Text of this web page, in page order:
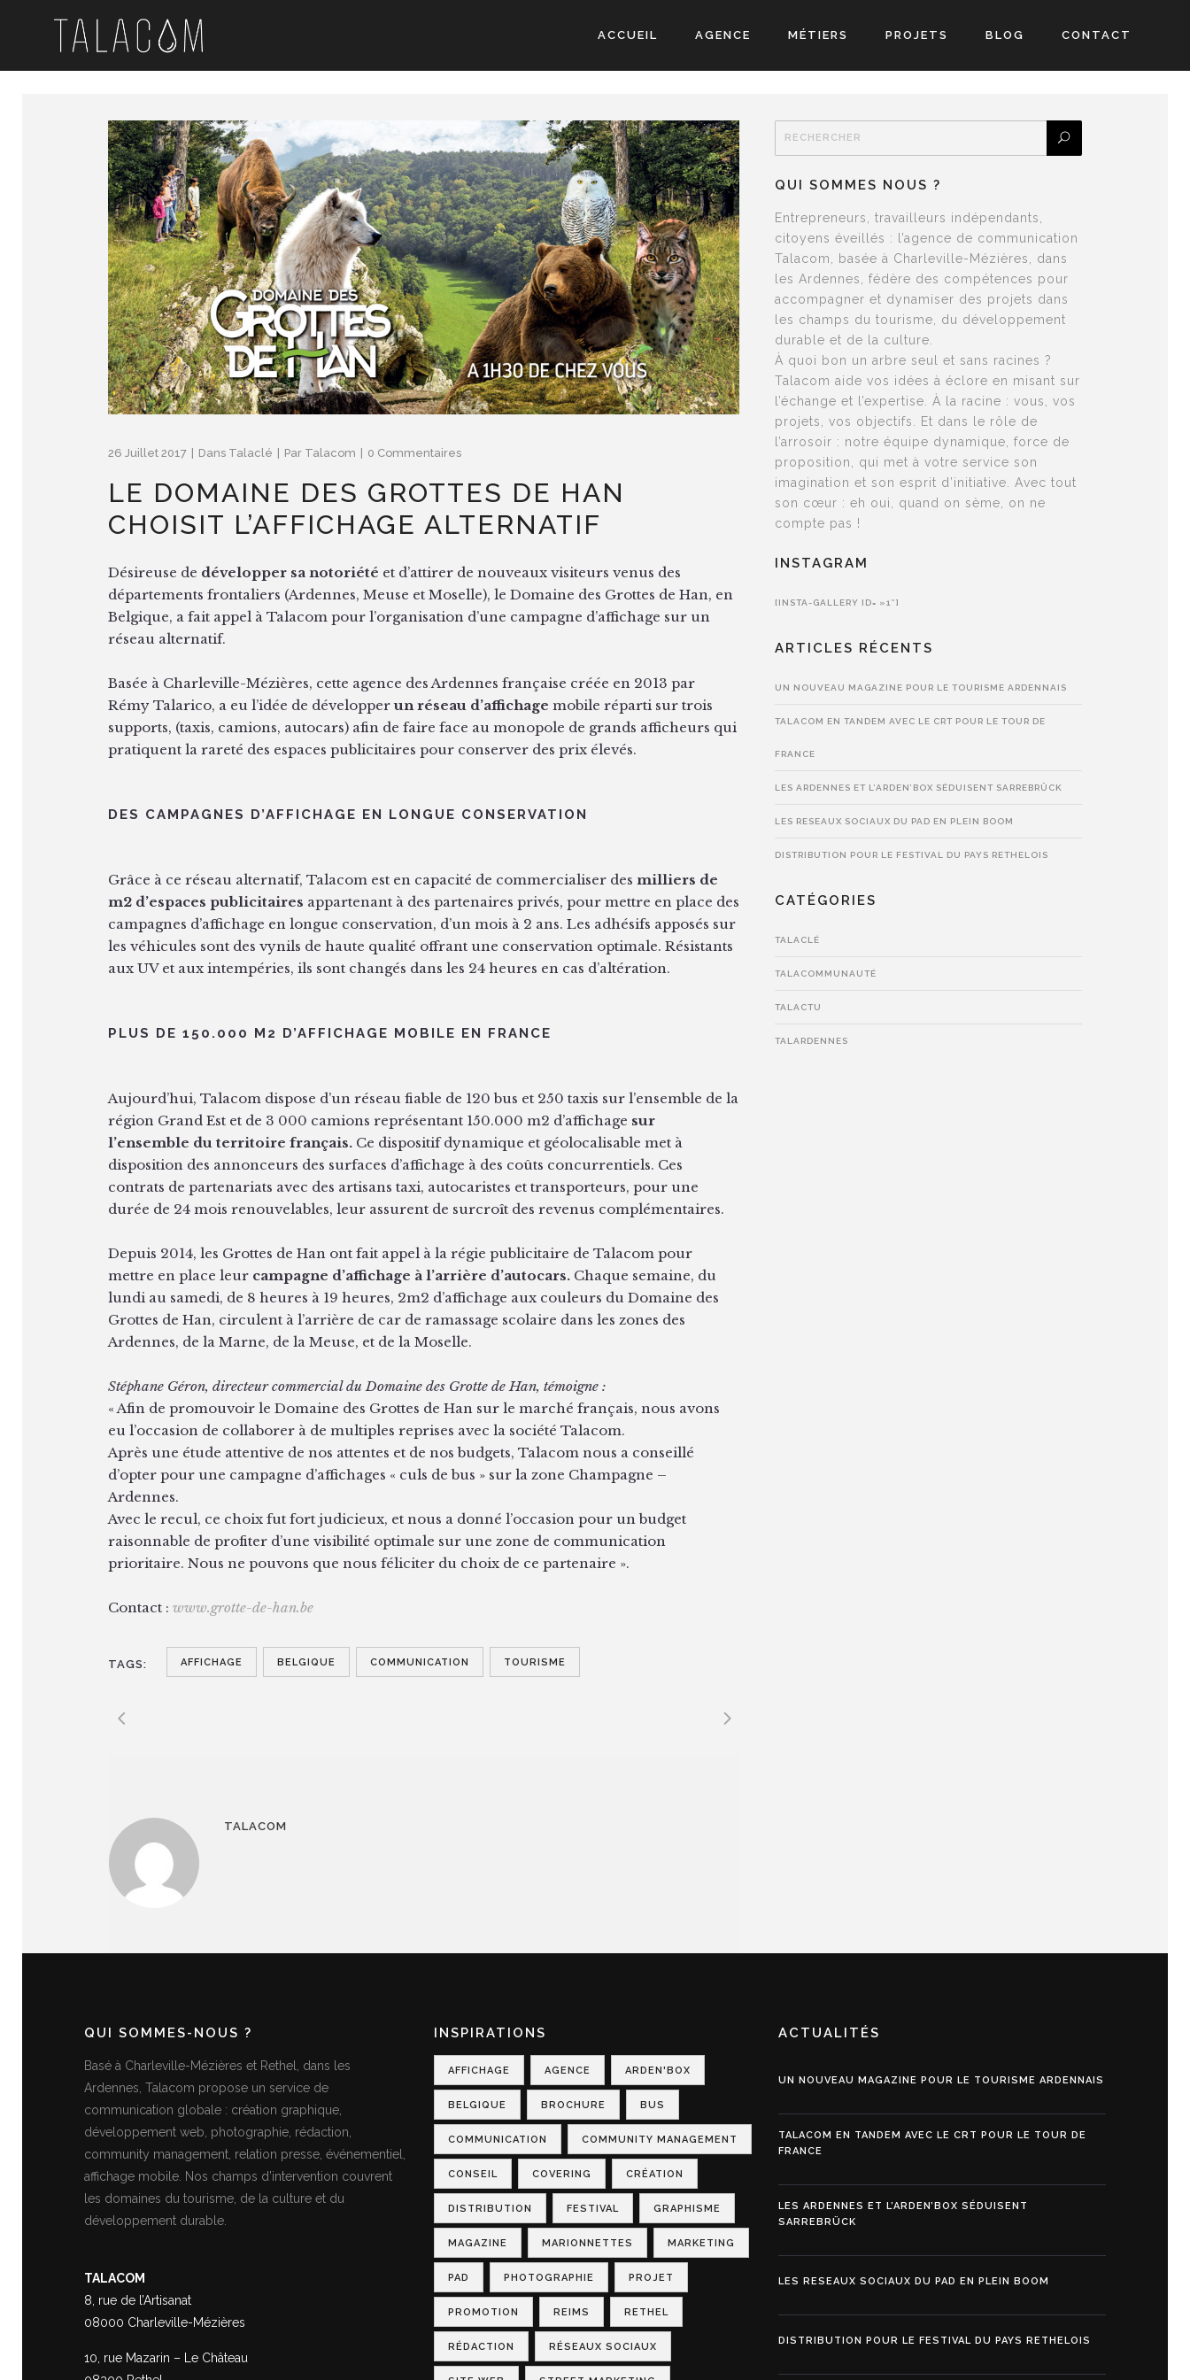
ACCUEIL AGENCE MÉTIERS PROJETS BLOG CONTACT
26 Juillet 2017 Dans Talaclé Par Talacom 0 Commentaires
LE DOMAINE DES GROTTES DE HAN
CHOISIT L’AFFICHAGE ALTERNATIF
Désireuse de développer sa notoriété et d’attirer de nouveaux visiteurs venus des
départements frontaliers (Ardennes, Meuse et Moselle), le Domaine des Grottes de Han, en
Belgique, a fait appel à Talacom pour l’organisation d’une campagne d’affichage sur un
réseau alternatif.
Basée à Charleville-Mézières, cette agence des Ardennes française créée en 2013 par
Rémy Talarico, a eu l’idée de développerun réseau d’affichage mobile réparti sur trois
supports, (taxis, camions, autocars) afin de faire face au monopole de grands afficheurs qui
pratiquent la rareté des espaces publicitaires pour conserver des prix élevés.
DES CAMPAGNES D’AFFICHAGE EN LONGUE CONSERVATION
Grâce à ce réseau alternatif, Talacom est en capacité de commercialiser des milliers de
m2 d’espaces publicitaires appartenant à des partenaires privés, pour mettre en place des
campagnes d’affichage en longue conservation, d’un mois à 2 ans. Les adhésifs apposés sur
les véhicules sont des vynils de haute qualité offrant une conservation optimale. Résistants
aux UV et aux intempéries, ils sont changés dans les 24 heures en cas d’altération.
PLUS DE 150.000 M2 D’AFFICHAGE MOBILE EN FRANCE
Aujourd’hui, Talacom dispose d’un réseau fiable de 120 bus et 250 taxis sur l’ensemble de la
région Grand Est et de 3 000 camions représentant 150.000 m2 d’affichage sur
l’ensemble du territoire français. Ce dispositif dynamique et géolocalisable met à
disposition des annonceurs des surfaces d’affichage à des coûts concurrentiels. Ces
contrats de partenariats avec des artisans taxi, autocaristes et transporteurs, pour une
durée de 24 mois renouvelables, leur assurent de surcroît des revenus complémentaires.
Depuis 2014, les Grottes de Han ont fait appel à la régie publicitaire de Talacom pour
mettre en place leur campagne d’affichage à l’arrière d’autocars. Chaque semaine, du
lundi au samedi, de 8 heures à 19 heures, 2m2 d’affichage aux couleurs du Domaine des
Grottes de Han, circulent à l’arrière de car de ramassage scolaire dans les zones des
Ardennes, de la Marne, de la Meuse, et de la Moselle.
Stéphane Géron, directeur commercial du Domaine des Grotte de Han, témoigne :
« Afin de promouvoir le Domaine des Grottes de Han sur le marché français, nous avons
eu l’occasion de collaborer à de multiples reprises avec la société Talacom.
Après une étude attentive de nos attentes et de nos budgets, Talacom nous a conseillé
d’opter pour une campagne d’affichages « culs de bus » sur la zone Champagne –
Ardennes.
Avec le recul, ce choix fut fort judicieux, et nous a donné l’occasion pour un budget
raisonnable de profiter d’une visibilité optimale sur une zone de communication
prioritaire. Nous ne pouvons que nous féliciter du choix de ce partenaire ».
Contact : www.grotte-de-han.be
TAGS: AFFICHAGE BELGIQUE COMMUNICATION TOURISME
TALACOM
QUI SOMMES NOUS ?
Entrepreneurs, travailleurs indépendants,
citoyens éveillés : l’agence de communication
Talacom, basée à Charleville-Mézières, dans
les Ardennes, fédère des compétences pour
accompagner et dynamiser des projets dans
les champs du tourisme, du développement
durable et de la culture.
À quoi bon un arbre seul et sans racines ?
Talacom aide vos idées à éclore en misant sur
l’échange et l’expertise. À la racine : vous, vos
projets, vos objectifs. Et dans le rôle de
l’arrosoir : notre équipe dynamique, force de
proposition, qui met à votre service son
imagination et son esprit d’initiative. Avec tout
son cœur : eh oui, quand on sème, on ne
compte pas !
INSTAGRAM
[INSTA-GALLERY ID= »1″]
ARTICLES RÉCENTS
UN NOUVEAU MAGAZINE POUR LE TOURISME ARDENNAIS
TALACOM EN TANDEM AVEC LE CRT POUR LE TOUR DE
FRANCE
LES ARDENNES ET L’ARDEN’BOX SÉDUISENT SARREBRÜCK
LES RESEAUX SOCIAUX DU PAD EN PLEIN BOOM
DISTRIBUTION POUR LE FESTIVAL DU PAYS RETHELOIS
CATÉGORIES
TALACLÉ
TALACOMMUNAUTÉ
TALACTU
TALARDENNES
QUI SOMMES-NOUS ?
Basé à Charleville-Mézières et Rethel, dans les
Ardennes, Talacom propose un service de
communication globale : création graphique,
développement web, photographie, rédaction,
community management, relation presse, événementiel,
affichage mobile. Nos champs d’intervention couvrent
les domaines du tourisme, de la culture et du
développement durable.
TALACOM
8, rue de l’Artisanat
08000 Charleville-Mézières
10, rue Mazarin – Le Château
INSPIRATIONS
AFFICHAGE AGENCE ARDEN'BOX
BELGIQUE BROCHURE BUS
COMMUNICATION COMMUNITY MANAGEMENT
CONSEIL COVERING CRÉATION
DISTRIBUTION FESTIVAL GRAPHISME
MAGAZINE MARIONNETTES MARKETING
PAD PHOTOGRAPHIE PROJET
PROMOTION REIMS RETHEL
RÉDACTION RÉSEAUX SOCIAUX
ACTUALITÉS
UN NOUVEAU MAGAZINE POUR LE TOURISME ARDENNAIS
TALACOM EN TANDEM AVEC LE CRT POUR LE TOUR DE
FRANCE
LES ARDENNES ET L’ARDEN’BOX SÉDUISENT
SARREBRÜCK
LES RESEAUX SOCIAUX DU PAD EN PLEIN BOOM
DISTRIBUTION POUR LE FESTIVAL DU PAYS RETHELOIS